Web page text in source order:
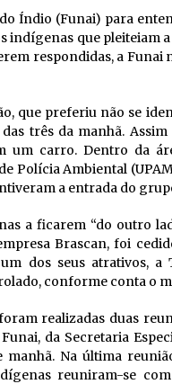
Índio (Funai) para
indígenas que pleiteiam
respondidas, a Funai
que preferiu não se
três da manhã.
carro. Dentro da
Polícia Ambiental
a entrada do
a ficarem “do outro
Brascan, foi
dos seus atrativos, a
conforme conta o
realizadas duas
da Secretaria
Na última
reuniram-se